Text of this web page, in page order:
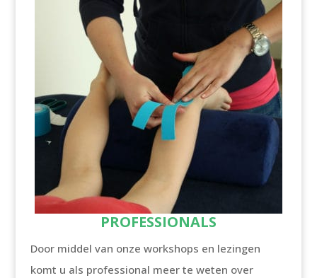
PROFESSIONALS
Door middel van onze workshops en lezingen
komt u als professional meer te weten over